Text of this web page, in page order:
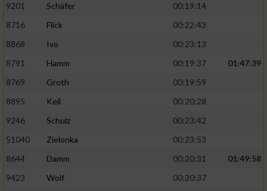
9201
Schäfer
00:19:14
8716
Flick
00:22:43
8868
Ivo
00:23:13
8791
Hamm 00:19:37
01:47:39
8769
Groth
00:19:59
8895
Keil
00:20:28
9246
Schulz
00:23:42
51040
Zielonka
00:23:53
8644
Damm 00:20:31
01:49:58
9423
Wolf
00:20:37